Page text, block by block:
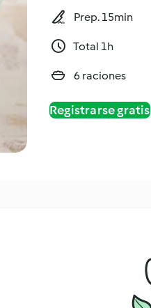
Prep. 15min
Total 1h
6 raciones
Registrarse gratis